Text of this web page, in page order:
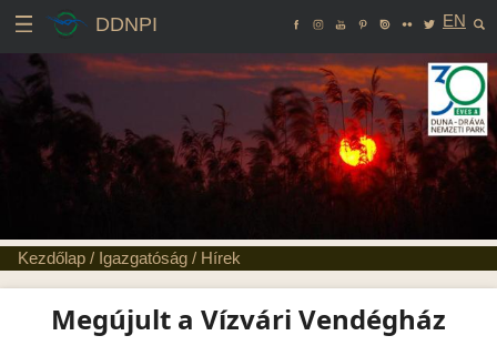
DDNPI EN
Kezdőlap / Igazgatóság / Hírek
Megújult a Vízvári Vendégház